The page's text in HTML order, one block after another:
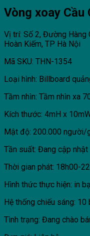
Vòng xoay Cầu
Vị trí: Số 2, Đường Hàng
Hoàn Kiếm, TP Hà Nội
Mã SKU: THN-1354
Loại hình: Billboard
Tầm nhìn: Tầm nhìn xa
Kích thước: 4mH x
Mật độ: 200.000 người/
Tần suất: Đang cập nhật
Thời gian phát: 18h00-
Hình thức thực hiện: in
Hệ thống chiếu sáng:
Tình trạng: Đang chào